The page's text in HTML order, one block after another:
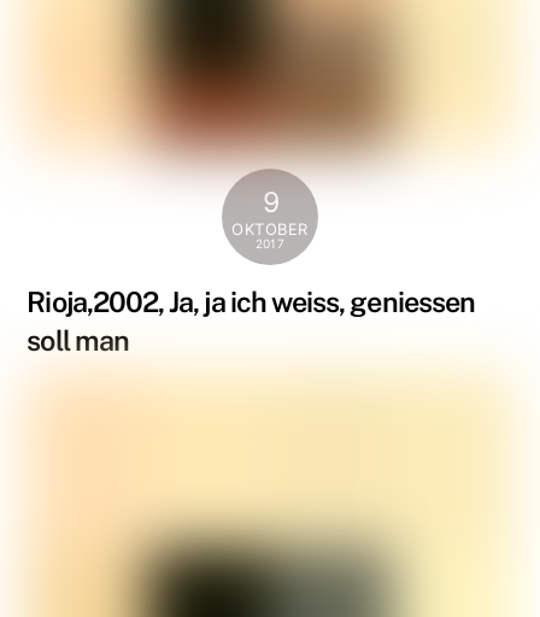
9
OKTOBER
2017
Rioja,2002, Ja, ja ich weiss, geniessen
soll man